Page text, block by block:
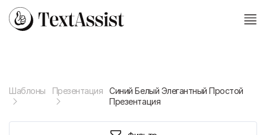
Шаблоны Презентация
Синий Белый Элегантный Простой
Презентация